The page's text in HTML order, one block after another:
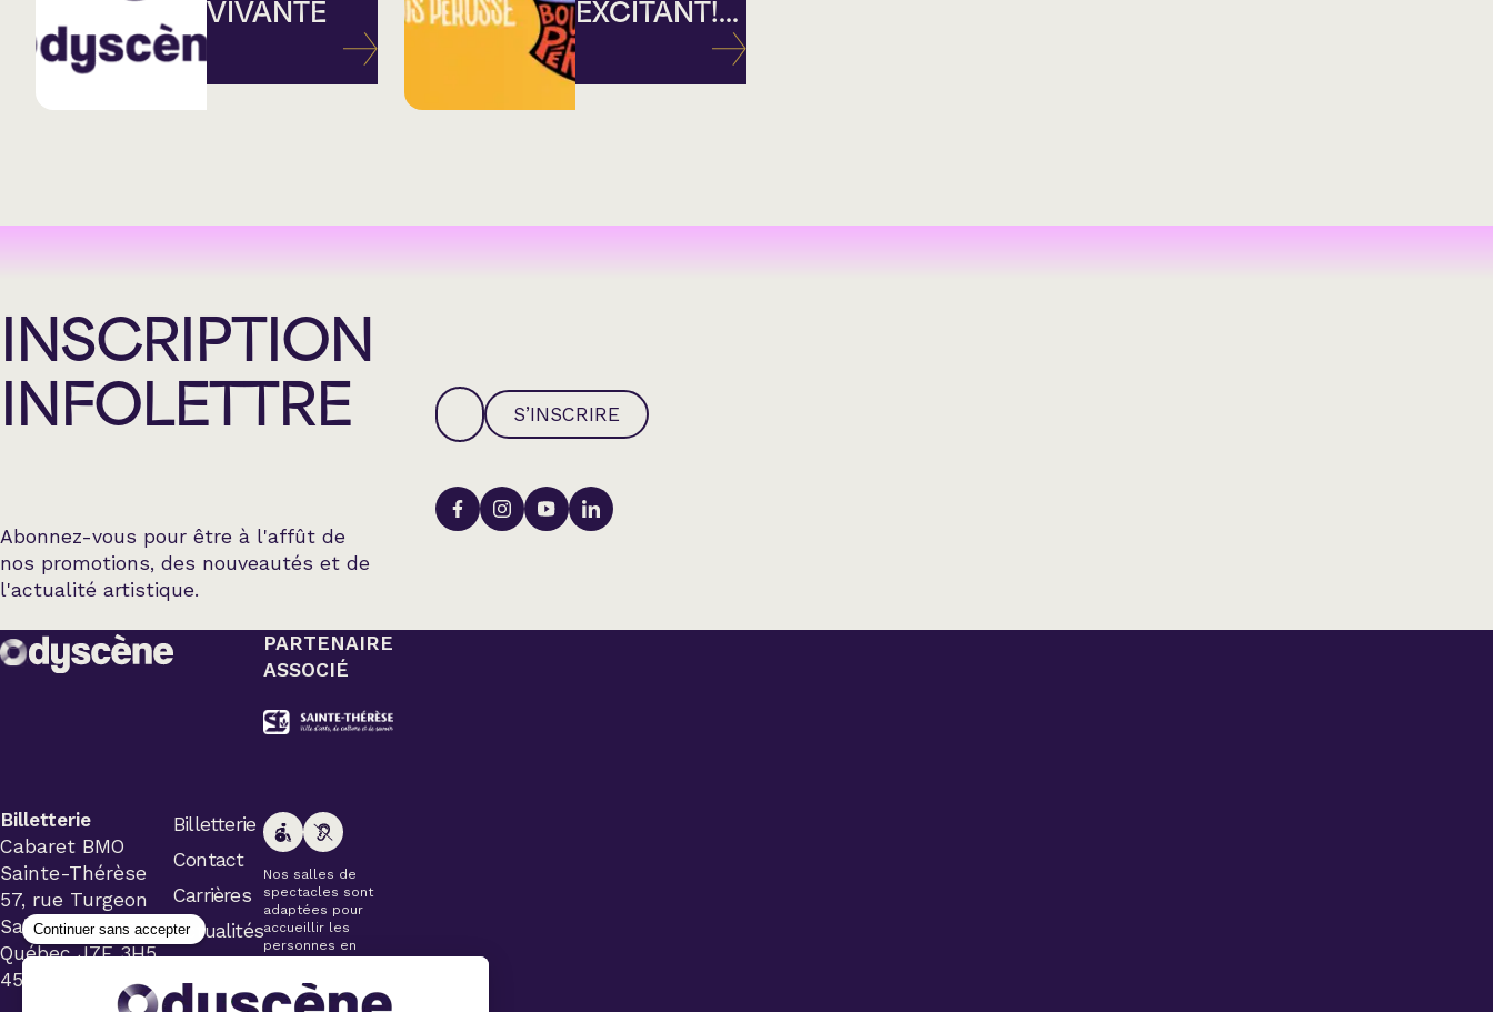
VIVANTE
EXCITANT!...
INSCRIPTION
INFOLETTRE
Abonnez-vous pour être à l'affût de
nos promotions, des nouveautés et de
l'actualité artistique.
S’INSCRIRE
Billetterie
Cabaret BMO
Sainte-Thérèse
57, rue Turgeon
Sainte-Thérèse
Québec J7E 3H5
450 434-4006
Billetterie
Contact
Carrières
Actualités
PARTENAIRE
ASSOCIÉ
Nos salles de
spectacles sont
adaptées pour
accueillir les
personnes en
Veuillez
simplement aviser